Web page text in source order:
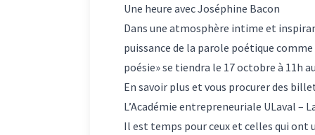
Une heure avec Joséphine Bacon
Dans une atmosphère intime et
puissance de la parole poétique
poésie» se tiendra le 17 octobre à 11h
En savoir plus et vous procurer des
L’Académie entrepreneuriale ULaval –
Il est temps pour ceux et celles qui